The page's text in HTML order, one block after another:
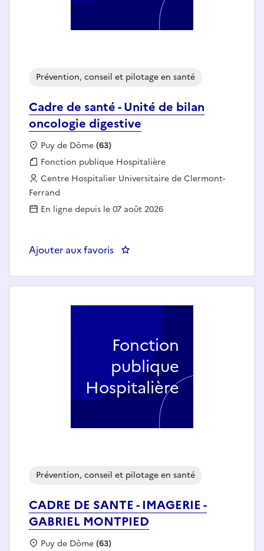
Cadre de santé - Unité de bilan
oncologie digestive
Prévention, conseil et pilotage en santé
Localisation :
Puy de Dôme(63)
Fonction publique :
Fonction publique Hospitalière
Employeur :
Centre Hospitalier Universitaire de Clermont-
Ferrand
En ligne depuis le 07 août 2026
Ajouter aux favoris : Cadre de santé - Unité de
CADRE DE SANTE - IMAGERIE -
GABRIEL MONTPIED
Prévention, conseil et pilotage en santé
Localisation :
Puy de Dôme(63)
Fonction
publique
Hospitalière